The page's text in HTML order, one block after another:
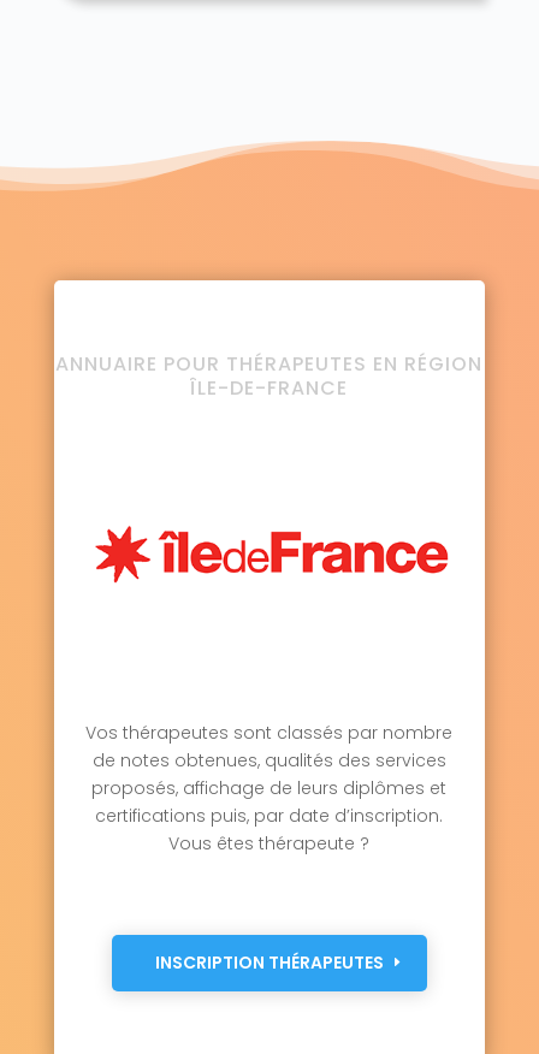
ANNUAIRE POUR THÉRAPEUTES EN RÉGION
ÎLE-DE-FRANCE
Vos thérapeutes sont classés par nombre
de notes obtenues, qualités des services
proposés, affichage de leurs diplômes et
certifications puis, par date d’inscription.
Vous êtes thérapeute ?
INSCRIPTION THÉRAPEUTES